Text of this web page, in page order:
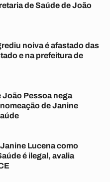
de Saúde de João
noiva é afastado das
e na prefeitura de
João Pessoa nega
de Janine
Lucena como
é ilegal, avalia